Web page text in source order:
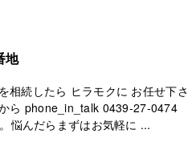
地
続したら ヒラモクに お任せ下さ
ら phone_in_talk 0439-27-0474
悩んだらまずはお気軽に ...